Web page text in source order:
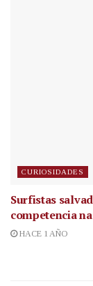
CURIOSIDADES
Surfistas
competencia
HACE 1 AÑO